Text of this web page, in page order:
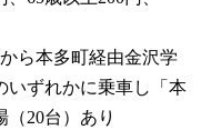
ら本多町経由金沢学
いずれかに乗車し「本
20台）あり